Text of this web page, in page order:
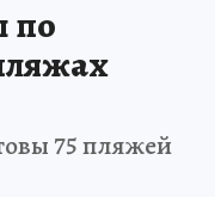
по
75 пляжей